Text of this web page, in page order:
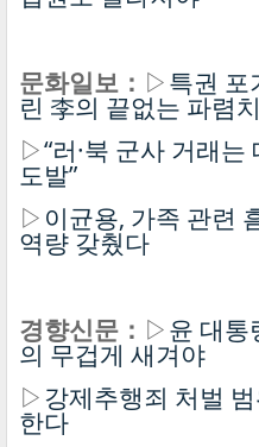
문화일보： ▷특권 포
린 李의 끝없는 파렴치
▷“러·북 군사 거래
도발”
▷ 이균용, 가족 관련
역량 갖췄다
경향신문： ▷윤 대통
의 무겁게 새겨야
▷강제추행죄 처벌
한다